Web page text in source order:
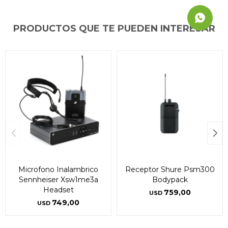
PRODUCTOS QUE TE PUEDEN INTERESAR
Microfono Inalambrico
Sennheiser Xsw1me3a
Headset
USD 749,00
Receptor Shure Psm300
Bodypack
USD 759,00